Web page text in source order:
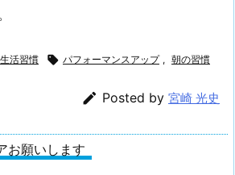
生活習慣  パフォーマンスアップ , 朝の習慣
 Posted by 宮崎 光史
お願いします